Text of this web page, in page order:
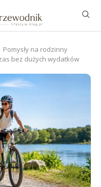
Pomysły na rodzinny
bez dużych wydatków